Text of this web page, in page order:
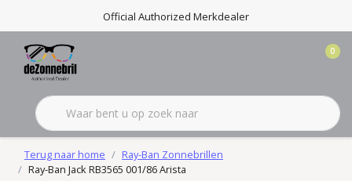
Official Authorized Merkdealer
0
Terug naar home
Ray-Ban Zonnebrillen
Ray-Ban Jack RB3565 001/86 Arista